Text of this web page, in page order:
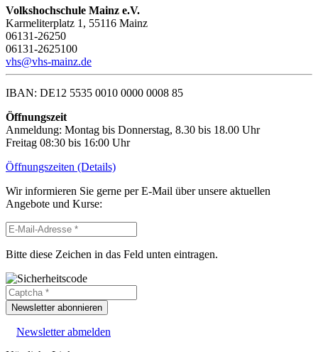
Volkshochschule Mainz e.V.
Karmeliterplatz 1, 55116 Mainz
06131-26250
06131-2625100
vhs@vhs-mainz.de
IBAN: DE12 5535 0010 0000 0008 85
Öffnungszeit
Anmeldung: Montag bis Donnerstag, 8.30 bis 18.00 Uhr
Freitag 08:30 bis 16:00 Uhr
Öffnungszeiten (Details)
Wir informieren Sie gerne per E-Mail über unsere aktuellen
Angebote und Kurse:
Bitte diese Zeichen in das Feld unten eintragen.
Newsletter abonnieren
Newsletter abmelden